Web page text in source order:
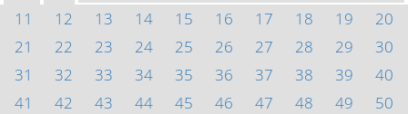
11
12 13 14 15 16 17 18 19
20
21
22 23 24 25 26 27 28 29
30
31
32 33 34 35 36 37 38 39
40
41
42 43 44 45 46 47 48 49
50